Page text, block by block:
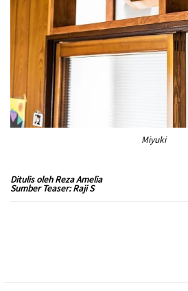
Miyuki
Ditulis oleh Reza Amelia
Sumber Teaser: Raji S